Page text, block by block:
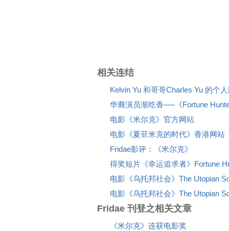
相关连结
Kelvin Yu 和哥哥Charles Yu 的个
华裔演员渐吃香──《Fortune
电影《米尔克》官方网站
电影《夏菲米克的时代》香港网站
Fridae影评：《米尔克》
得奖短片《幸运追求者》Fortune
电影《乌托邦社会》The Utopian
电影《乌托邦社会》The Utopian
Fridae 刊登之相关文章
《米尔克》连获电影奖